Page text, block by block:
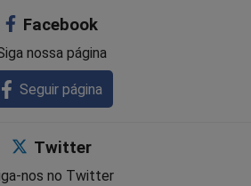
TwitterMessenger
Facebook
nossa página
Seguir página
Twitter
nos no Twitter